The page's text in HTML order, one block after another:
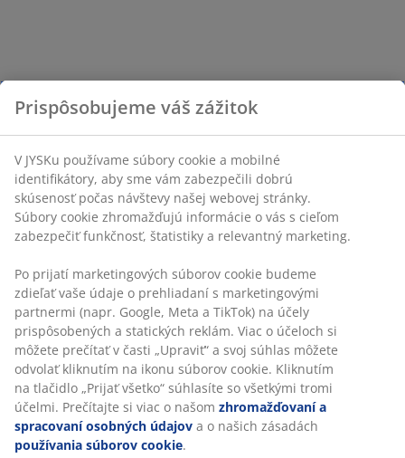
Prispôsobujeme váš zážitok
V JYSKu používame súbory cookie a mobilné
identifikátory, aby sme vám zabezpečili dobrú
skúsenosť počas návštevy našej webovej stránky.
Súbory cookie zhromažďujú informácie o vás s cieľom
zabezpečiť funkčnosť, štatistiky a relevantný marketing.
Po prijatí marketingových súborov cookie budeme
zdieľať vaše údaje o prehliadaní s marketingovými
partnermi (napr. Google, Meta a TikTok) na účely
prispôsobených a statických reklám. Viac o účeloch si
môžete prečítať v časti „Upraviť“ a svoj súhlas môžete
odvolať kliknutím na ikonu súborov cookie. Kliknutím
na tlačidlo „Prijať všetko“ súhlasíte so všetkými tromi
účelmi. Prečítajte si viac o našom zhromažďovaní a
spracovaní osobných údajov a o našich zásadách
používania súborov cookie.